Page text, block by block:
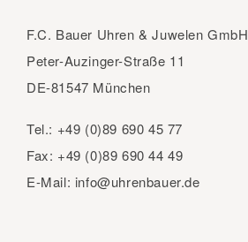
F.C. Bauer Uhren & Juwelen GmbH
Peter-Auzinger-Straße 11
DE-81547 München
Tel.: +49 (0)89 690 45 77
Fax: +49 (0)89 690 44 49
E-Mail: info@uhrenbauer.de